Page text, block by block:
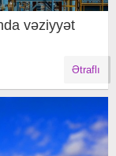
vəziyyət
Ətraflı